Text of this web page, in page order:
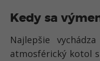
Kedy sa
Najlepšie
atmosférický kotol